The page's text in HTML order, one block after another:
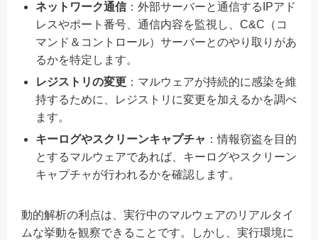
ネットワーク通信：外部サーバーと通信するIPアド
レスやポート番号、通信内容を監視し、C&C（コ
マンド＆コントロール）サーバーとのやり取りがあ
るかを特定します。
レジストリの変更 ：マルウェアが持続的に感染を維
持するために、レジストリに変更を加えるかを調べ
ます。
キーログやスクリーンキャプチャ ：情報窃盗を目的
とするマルウェアであれば、キーログやスクリーン
キャプチャが行われるかを確認します。
動的解析の利点は、実行中のマルウェアのリアルタイ
ムな挙動を観察できることです。しかし、実行環境に